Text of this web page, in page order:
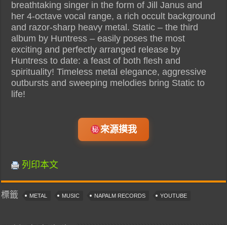
breathtaking singer in the form of Jill Janus and
her 4-octave vocal range, a rich occult background
and razor-sharp heavy metal. Static – the third
album by Huntress – easily poses the most
exciting and perfectly arranged release by
Huntress to date: a feast of both flesh and
spirituality! Timeless metal elegance, aggressive
outbursts and sweeping melodies bring Static to
life!
來源摸我
列印本文
標籤 METAL MUSIC NAPALM RECORDS YOUTUBE